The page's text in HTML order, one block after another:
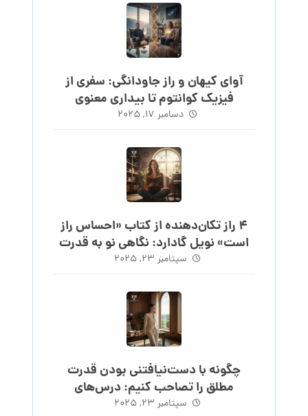
آوای کیهان و راز جاودانگی: سفری از
فیزیک کوانتوم تا بیداری معنوی
دسامبر ۱۷, ۲۰۲۵
۴ راز تکان‌دهنده از کتاب «احساس راز
است» نویل گادارد: نگاهی نو به قدرت
احساس
سپتامبر ۲۳, ۲۰۲۵
چگونه با دست‌نیافتنی بودن قدرت
مطلق را تصاحب کنیم: درس‌های
ماکیاولی
سپتامبر ۲۳, ۲۰۲۵